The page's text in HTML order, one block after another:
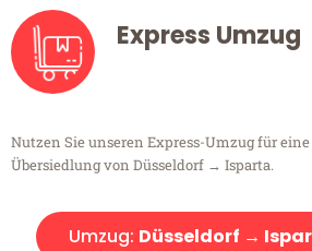
Express Umzug
Nutzen Sie unseren Express-Umzug für
Übersiedlung von Düsseldorf → Isparta.
Umzug: Düsseldorf →